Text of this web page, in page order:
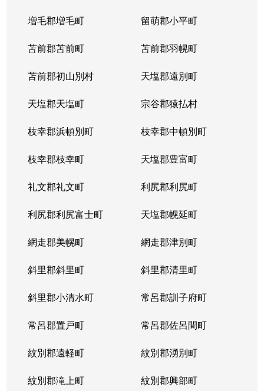
増毛郡増毛町 留萌郡小平町
苫前郡苫前町 苫前郡羽幌町
苫前郡初山別村 天塩郡遠別町
天塩郡天塩町 宗谷郡猿払村
枝幸郡浜頓別町 枝幸郡中頓別町
枝幸郡枝幸町 天塩郡豊富町
礼文郡礼文町 利尻郡利尻町
利尻郡利尻富士町 天塩郡幌延町
網走郡美幌町 網走郡津別町
斜里郡斜里町 斜里郡清里町
斜里郡小清水町 常呂郡訓子府町
常呂郡置戸町 常呂郡佐呂間町
紋別郡遠軽町 紋別郡湧別町
紋別郡滝上町 紋別郡興部町